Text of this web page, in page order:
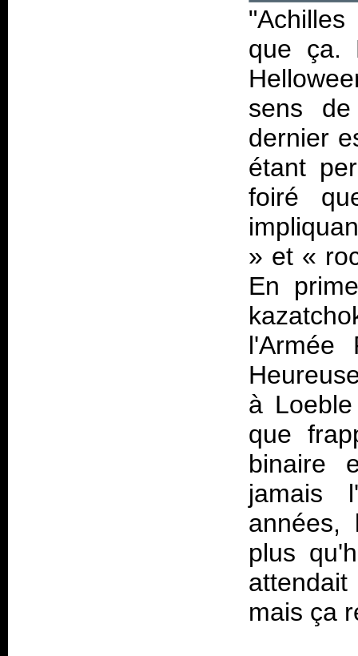
que ça.
sens
dernier
étant
foiré
» et «
En
l'Armée
à
que
binaire
jamais
années,
plus
mais ça